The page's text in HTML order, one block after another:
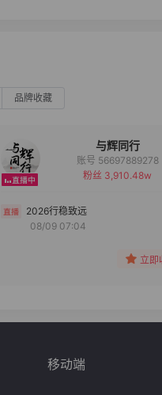
品牌收藏
与辉同行
备注
账号 56697889278
粉丝 3,910.48w
2026行稳致远
08/09 07:04
立即
移动端